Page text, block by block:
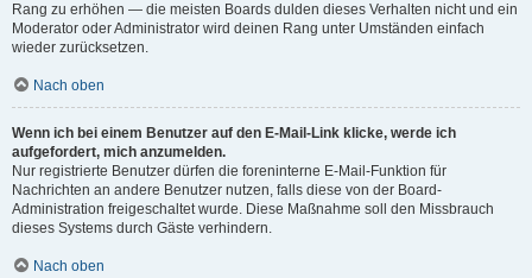
Rang zu erhöhen — die meisten Boards dulden dieses Verhalten nicht und ein
Moderator oder Administrator wird deinen Rang unter Umständen einfach
wieder zurücksetzen.
Nach oben
Wenn ich bei einem Benutzer auf den E-Mail-Link klicke, werde ich
aufgefordert, mich anzumelden.
Nur registrierte Benutzer dürfen die foreninterne E-Mail-Funktion für
Nachrichten an andere Benutzer nutzen, falls diese von der Board-
Administration freigeschaltet wurde. Diese Maßnahme soll den Missbrauch
dieses Systems durch Gäste verhindern.
Nach oben